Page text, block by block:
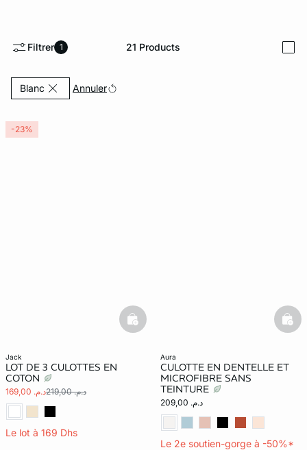
Filtrer 1 21 Products
Blanc Currently Refined by Couleurs: Blanc
Annuler
jack
LOT DE 3 CULOTTES EN
COTON
د.م. 169,00 د.م. 219,00
Le lot à 169 Dhs
basketfull
-23%
aura
CULOTTE EN DENTELLE ET
MICROFIBRE SANS
TEINTURE
د.م. 209,00
Le 2e soutien-gorge à -50%*